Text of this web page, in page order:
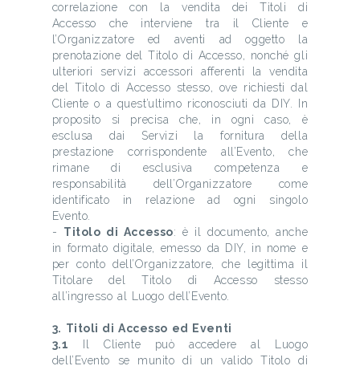
correlazione con la vendita dei Titoli di
Accesso che interviene tra il Cliente e
l’Organizzatore ed aventi ad oggetto la
prenotazione del Titolo di Accesso, nonché gli
ulteriori servizi accessori afferenti la vendita
del Titolo di Accesso stesso, ove richiesti dal
Cliente o a quest’ultimo riconosciuti da DIY. In
proposito si precisa che, in ogni caso, è
esclusa dai Servizi la fornitura della
prestazione corrispondente all’Evento, che
rimane di esclusiva competenza e
responsabilità dell’Organizzatore come
identificato in relazione ad ogni singolo
Evento.
- Titolo di Accesso: è il documento, anche
in formato digitale, emesso da DIY, in nome e
per conto dell’Organizzatore, che legittima il
Titolare del Titolo di Accesso stesso
all’ingresso al Luogo dell’Evento.
3. Titoli di Accesso ed Eventi
3.1 Il Cliente può accedere al Luogo
dell’Evento se munito di un valido Titolo di